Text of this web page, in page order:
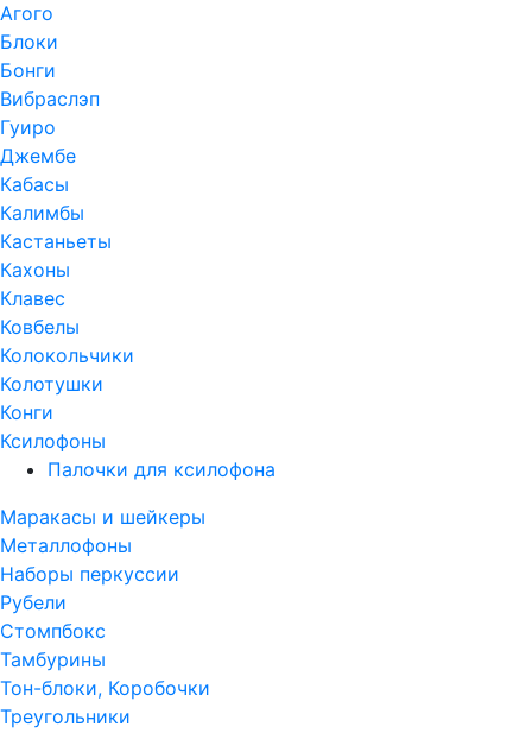
Агого
Блоки
Бонги
Вибраслэп
Гуиро
Джембе
Кабасы
Калимбы
Кастаньеты
Кахоны
Клавес
Ковбелы
Колокольчики
Колотушки
Конги
Ксилофоны
Палочки для ксилофона
Маракасы и шейкеры
Металлофоны
Наборы перкуссии
Рубели
Стомпбокс
Тамбурины
Тон-блоки, Коробочки
Треугольники